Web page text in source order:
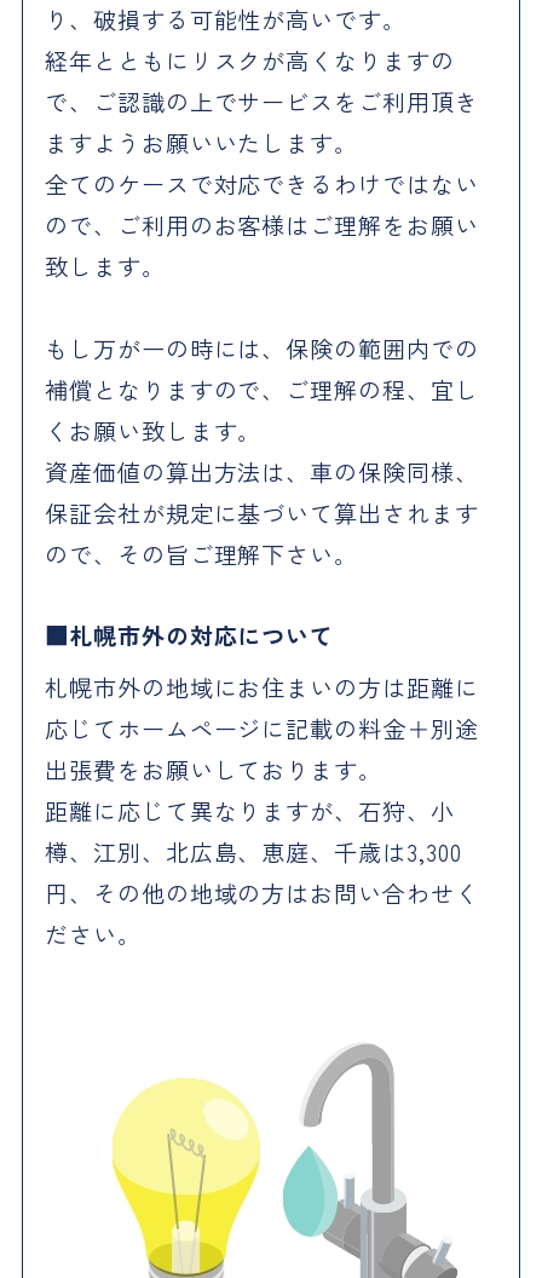
り、破損する可能性が高いです。
経年とともにリスクが高くなりますの
で、ご認識の上でサービスをご利用頂き
ますようお願いいたします。
全てのケースで対応できるわけではない
ので、ご利用のお客様はご理解をお願い
致します。
もし万が一の時には、保険の範囲内での
補償となりますので、ご理解の程、宜し
くお願い致します。
資産価値の算出方法は、車の保険同様、
保証会社が規定に基づいて算出されます
ので、その旨ご理解下さい。
札幌市外の対応について
札幌市外の地域にお住まいの方は距離に
応じてホームページに記載の料金＋別途
出張費をお願いしております。
距離に応じて異なりますが、石狩、小
樽、江別、北広島、恵庭、千歳は3,300
円、その他の地域の方はお問い合わせく
ださい。